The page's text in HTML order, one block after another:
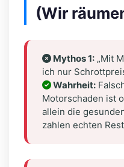
(Wir
Mythos 1: „Mit
ich nur
Wahrheit:
Motorschaden ist
allein die
zahlen echten